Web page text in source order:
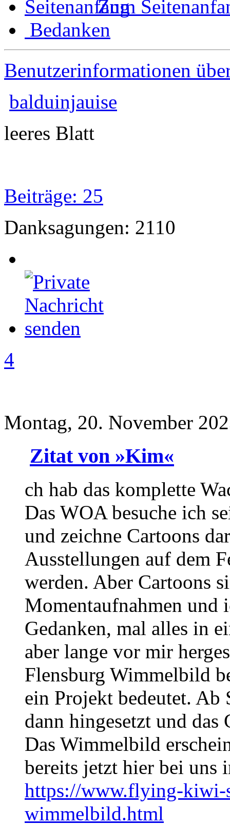
Zum
Bedanken
Benutzerinformationen
balduinjauise
leeres Blatt
Beiträge: 25
Danksagungen: 2110
4
Montag, 20. November
Zitat von »Kim«
ch hab das komplette
Das WOA besuche ich
und zeichne Cartoons
Ausstellungen auf dem
werden. Aber Cartoons
Momentaufnahmen und
Gedanken, mal alles in
aber lange vor mir
Flensburg Wimmelbild
ein Projekt bedeutet. Ab
dann hingesetzt und
Das Wimmelbild
bereits jetzt hier bei uns
https://www.flying-
wimmelbild.html